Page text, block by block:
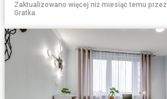
Zaktualizowano więcej niż miesiąc temu przez
Gratka